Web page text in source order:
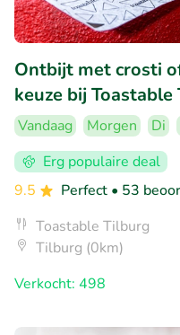
Ontbijt met crosti
keuze bij
Vandaag Morgen Di
Erg populaire deal
9.5
Perfect • 53
Toastable Tilburg
Tilburg (0km)
Verkocht: 498